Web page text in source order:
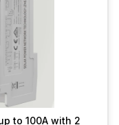
to 100A with 2